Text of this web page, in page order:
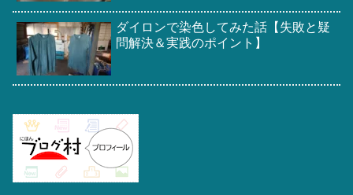
ダイロンで染色してみた話【失敗と疑
問解決＆実践のポイント】